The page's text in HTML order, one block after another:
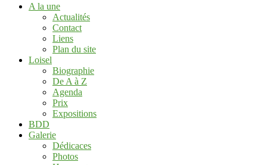
A la une
Actualités
Contact
Liens
Plan du site
Loisel
Biographie
De A à Z
Agenda
Prix
Expositions
BDD
Galerie
Dédicaces
Photos